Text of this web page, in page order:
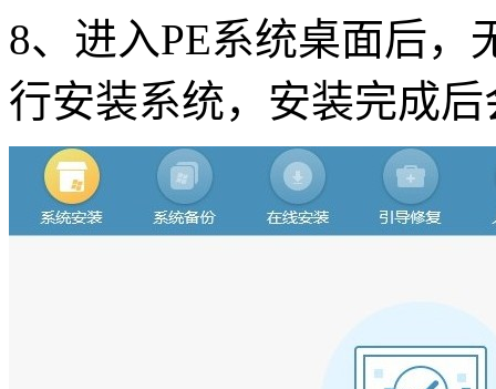
8、进入PE系统桌面后
行安装系统，安装完成